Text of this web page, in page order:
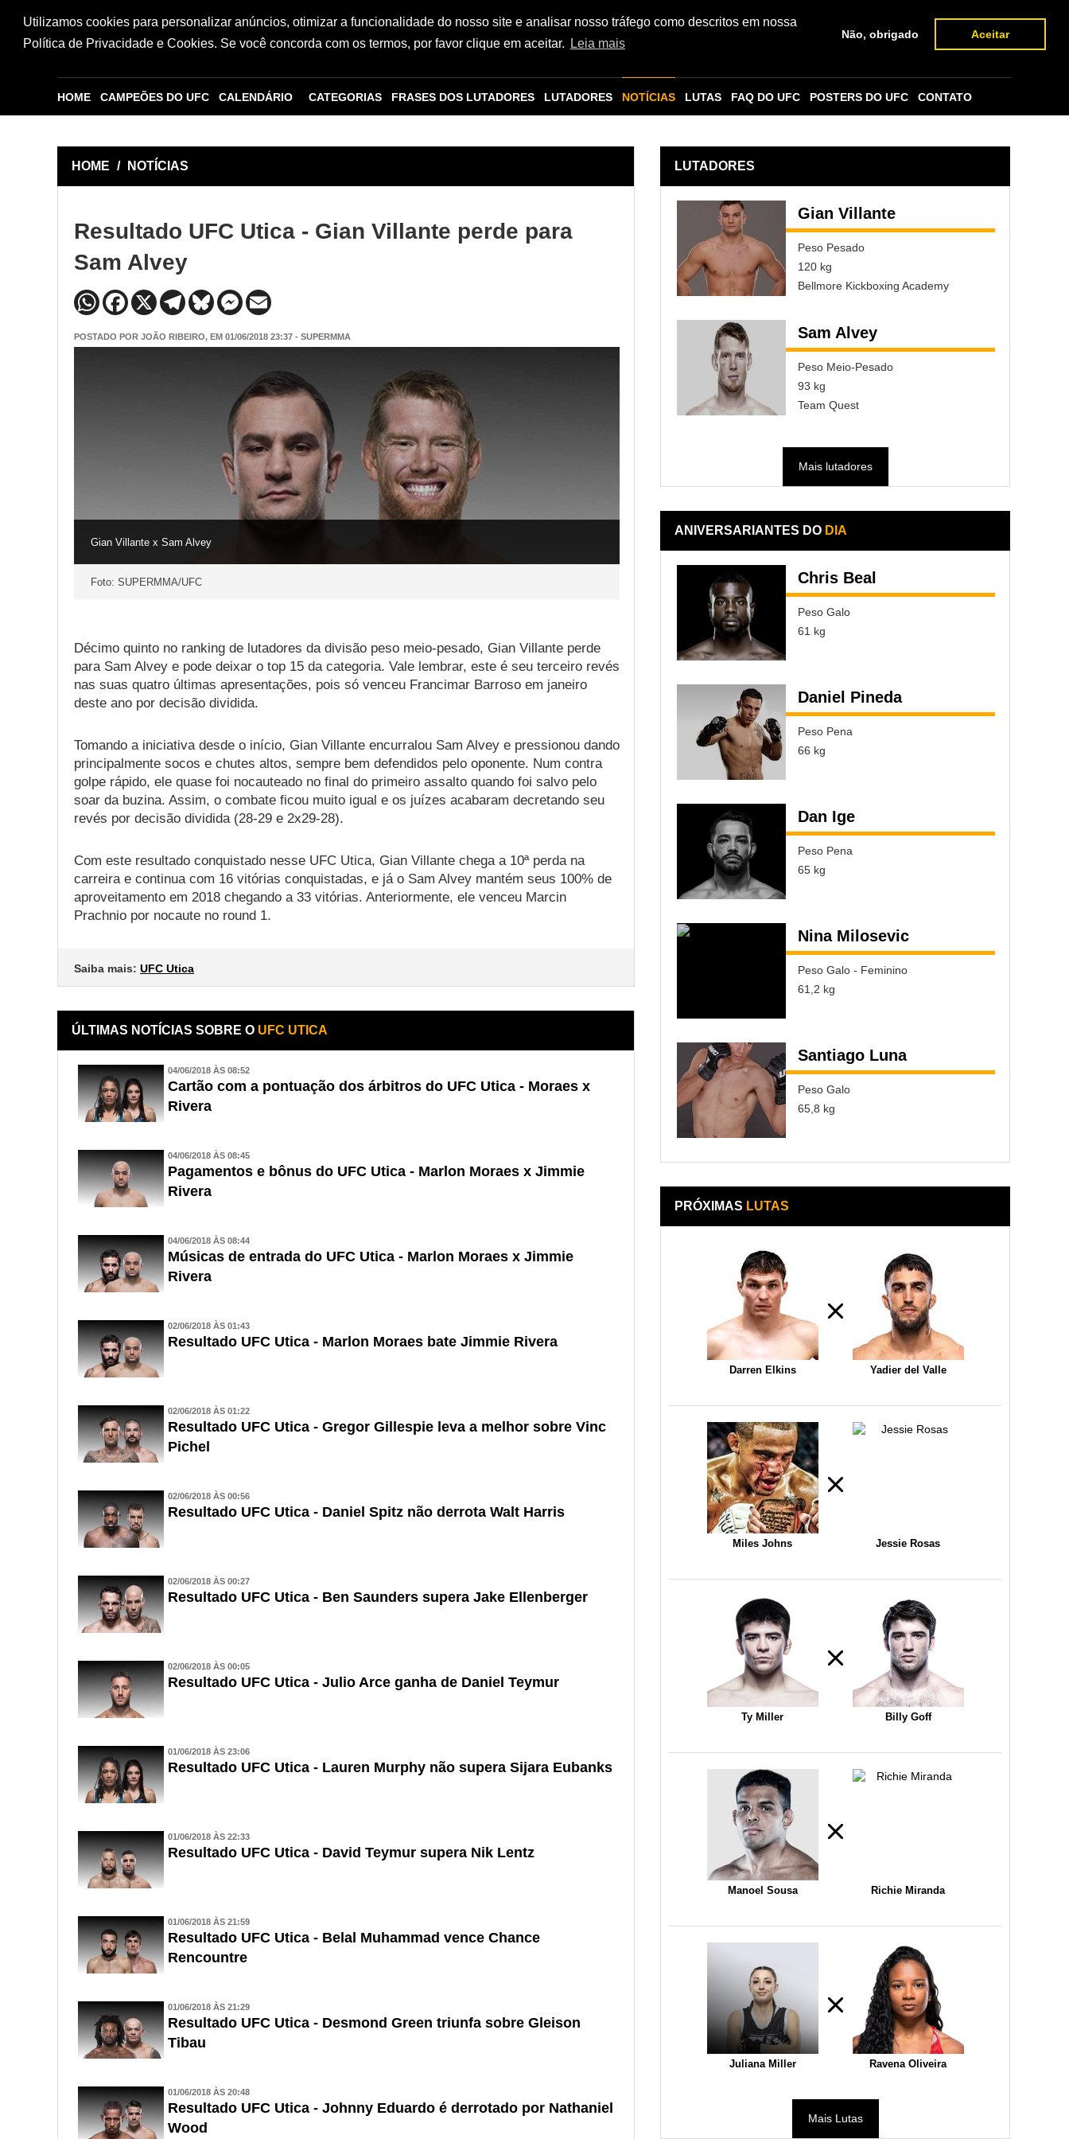
Utilizamos cookies para personalizar anúncios, otimizar a funcionalidade do nosso site e analisar nosso tráfego como descritos em nossa
Política de Privacidade e Cookies. Se você concorda com os termos, por favor clique em aceitar.
Leia mais
Não, obrigado Aceitar
HOME CAMPEÕES DO UFC CALENDÁRIO CATEGORIAS FRASES DOS LUTADORES LUTADORES NOTÍCIAS LUTAS FAQ DO UFC POSTERS DO UFC CONTATO
HOME / NOTÍCIAS
Resultado UFC Utica - Gian Villante perde para
Sam Alvey
POSTADO POR JOÃO RIBEIRO, EM 01/06/2018 23:37 - SUPERMMA
Gian Villante x Sam Alvey
Foto: SUPERMMA/UFC
Décimo quinto no ranking de lutadores da divisão peso meio-pesado, Gian Villante perde
para Sam Alvey e pode deixar o top 15 da categoria. Vale lembrar, este é seu terceiro revés
nas suas quatro últimas apresentações, pois só venceu Francimar Barroso em janeiro
deste ano por decisão dividida.
Tomando a iniciativa desde o início, Gian Villante encurralou Sam Alvey e pressionou dando
principalmente socos e chutes altos, sempre bem defendidos pelo oponente. Num contra
golpe rápido, ele quase foi nocauteado no final do primeiro assalto quando foi salvo pelo
soar da buzina. Assim, o combate ficou muito igual e os juízes acabaram decretando seu
revés por decisão dividida (28-29 e 2x29-28).
Com este resultado conquistado nesse UFC Utica, Gian Villante chega a 10ª perda na
carreira e continua com 16 vitórias conquistadas, e já o Sam Alvey mantém seus 100% de
aproveitamento em 2018 chegando a 33 vitórias. Anteriormente, ele venceu Marcin
Prachnio por nocaute no round 1.
Saiba mais: UFC Utica
ÚLTIMAS NOTÍCIAS SOBRE O UFC UTICA
04/06/2018 ÀS 08:52
Cartão com a pontuação dos árbitros do UFC Utica - Moraes x
Rivera
04/06/2018 ÀS 08:45
Pagamentos e bônus do UFC Utica - Marlon Moraes x Jimmie
Rivera
04/06/2018 ÀS 08:44
Músicas de entrada do UFC Utica - Marlon Moraes x Jimmie
Rivera
02/06/2018 ÀS 01:43
Resultado UFC Utica - Marlon Moraes bate Jimmie Rivera
02/06/2018 ÀS 01:22
Resultado UFC Utica - Gregor Gillespie leva a melhor sobre Vinc
Pichel
02/06/2018 ÀS 00:56
Resultado UFC Utica - Daniel Spitz não derrota Walt Harris
02/06/2018 ÀS 00:27
Resultado UFC Utica - Ben Saunders supera Jake Ellenberger
02/06/2018 ÀS 00:05
Resultado UFC Utica - Julio Arce ganha de Daniel Teymur
01/06/2018 ÀS 23:06
Resultado UFC Utica - Lauren Murphy não supera Sijara Eubanks
01/06/2018 ÀS 22:33
Resultado UFC Utica - David Teymur supera Nik Lentz
01/06/2018 ÀS 21:59
Resultado UFC Utica - Belal Muhammad vence Chance
Rencountre
01/06/2018 ÀS 21:29
Resultado UFC Utica - Desmond Green triunfa sobre Gleison
Tibau
01/06/2018 ÀS 20:48
Resultado UFC Utica - Johnny Eduardo é derrotado por Nathaniel
Wood
LUTADORES
Gian Villante
Peso Pesado
120 kg
Bellmore Kickboxing Academy
Sam Alvey
Peso Meio-Pesado
93 kg
Team Quest
Mais lutadores
ANIVERSARIANTES DO DIA
Chris Beal
Peso Galo
61 kg
Daniel Pineda
Peso Pena
66 kg
Dan Ige
Peso Pena
65 kg
Nina Milosevic
Peso Galo - Feminino
61,2 kg
Santiago Luna
Peso Galo
65,8 kg
PRÓXIMAS LUTAS
Darren Elkins Yadier del Valle
Miles Johns Jessie Rosas
Ty Miller Billy Goff
Manoel Sousa Richie Miranda
Juliana Miller Ravena Oliveira
Mais Lutas